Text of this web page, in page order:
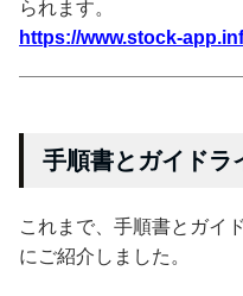
られます。
https://www.stock-
手順書とガイドラ
これまで、手順書とガイ
にご紹介しました。